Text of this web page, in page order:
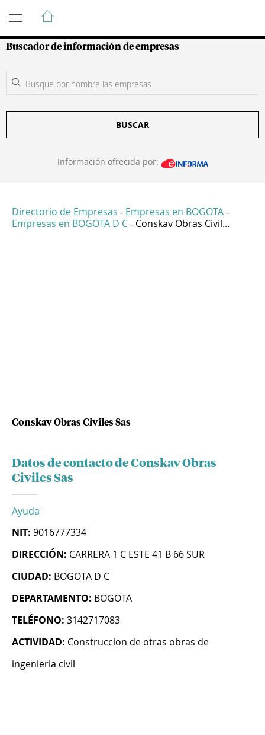
Guía de Empresas Colombianas
Buscador de información de empresas
BUSCAR
Información ofrecida por:
Directorio de Empresas - Empresas en BOGOTA -
Empresas en BOGOTA D C - Conskav Obras Civil...
Conskav Obras Civiles Sas
Datos de contacto de Conskav Obras
Civiles Sas
Ayuda
NIT: 9016777334
DIRECCIÓN: CARRERA 1 C ESTE 41 B 66 SUR
CIUDAD: BOGOTA D C
DEPARTAMENTO: BOGOTA
TELÉFONO: 3142717083
ACTIVIDAD: Construccion de otras obras de
ingenieria civil